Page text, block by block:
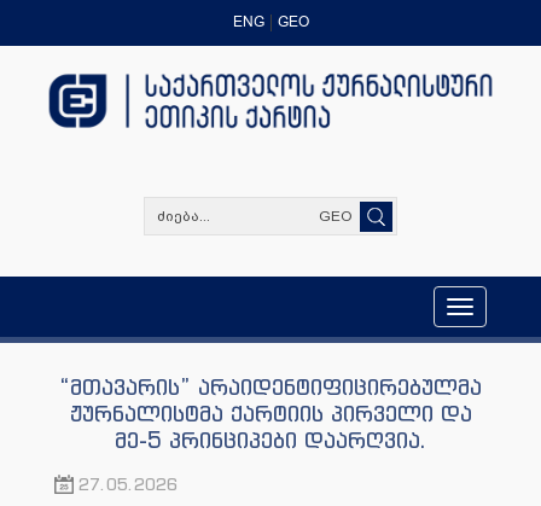
ENG GEO
GEO
Toggle
navigation
“მთავარის” არაიდენტიფიცირებულმა
ჟურნალისტმა ქარტიის პირველი და
მე-5 პრინციპები დაარღვია.
27.05.2026